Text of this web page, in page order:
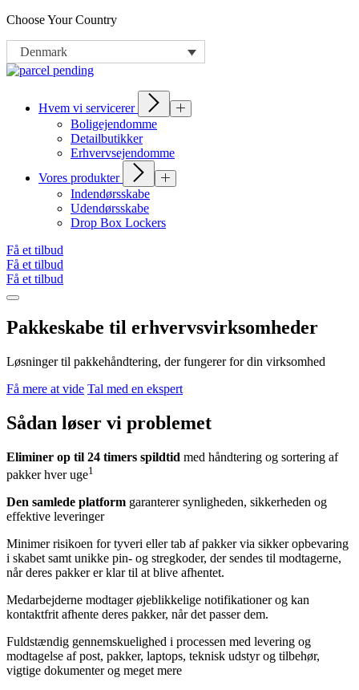
Choose Your Country
Denmark
Hvem vi servicerer
Boligejendomme
Detailbutikker
Erhvervsejendomme
Vores produkter
Indendørsskabe
Udendørsskabe
Drop Box Lockers
Få et tilbud
Få et tilbud
Få et tilbud
Pakkeskabe til erhvervsvirksomheder
Løsninger til pakkehåndtering, der fungerer for din virksomhed
Få mere at vide Tal med en ekspert
Sådan løser vi problemet
Eliminer op til 24 timers spildtid med håndtering og sortering af
pakker hver uge1
Den samlede platform garanterer synligheden, sikkerheden og
effektive leveringer
Minimer risikoen for tyveri eller tab af pakker via sikker opbevaring
i skabet samt unikke pin- og stregkoder, der sendes til modtagerne,
når deres pakker er klar til at blive afhentet.
Medarbejderne modtager øjeblikkelige notifikationer og kan
kontaktfrit afhente deres pakker, når det passer dem.
Fuldstændig gennemskuelighed i processen med levering og
modtagelse af post, pakker, laptops, teknisk udstyr og tilbehør,
vigtige dokumenter og meget mere